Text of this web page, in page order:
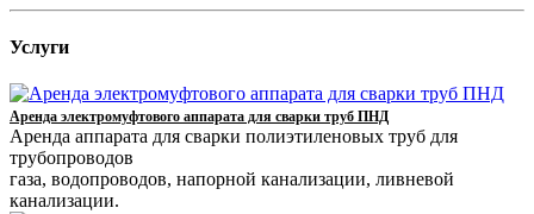
Услуги
Аренда электромуфтового аппарата для сварки труб ПНД
Аренда аппарата для сварки полиэтиленовых труб для
трубопроводов
газа, водопроводов, напорной канализации, ливневой
канализации.